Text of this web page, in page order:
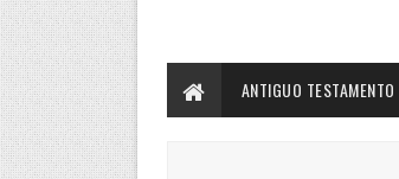
ANTIGUO TESTAMENTO